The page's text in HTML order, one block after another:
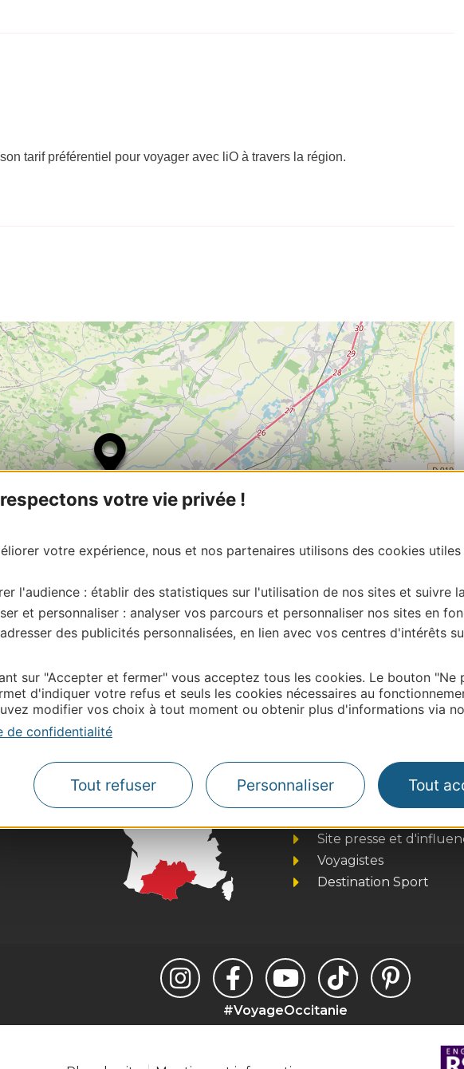
votre vie privée !
votre expérience, nous et nos partenaires utilisons des cookies utiles
l'audience : établir des statistiques sur l'utilisation de nos sites et suivre
et personnaliser : analyser vos parcours et personnaliser nos sites en
des publicités personnalisées, en lien avec vos centres d'intérêts
sur "Accepter et fermer" vous acceptez tous les cookies. Le bouton "Ne
d'indiquer votre refus et seuls les cookies nécessaires au
modifier vos choix à tout moment ou obtenir plus d'informations via
de confidentialité
Tout refuser Personnaliser Tout
tarif préférentiel pour voyager avec liO à travers la région.
Leaflet| Map data © OpenStreetMap contributors
ou le gestionnaire de cette activité?
merci de contacter Haute – Garonne Tourisme: :
Thermalisme
Business/Mice
Site presse et
Voyagistes
Destination Sport
#VoyageOccitanie